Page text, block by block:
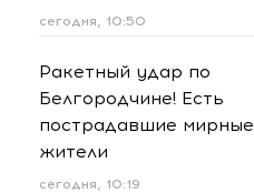
сегодня, 10:50
Ракетный удар по
Белгородчине! Есть
пострадавшие мирные
жители
сегодня, 10:19